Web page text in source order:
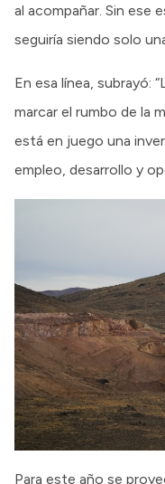
al acompañar. Sin ese
seguiría siendo solo
En esa línea, subrayó:
marcar el rumbo de la
está en juego una
empleo, desarrollo y
Para este año se